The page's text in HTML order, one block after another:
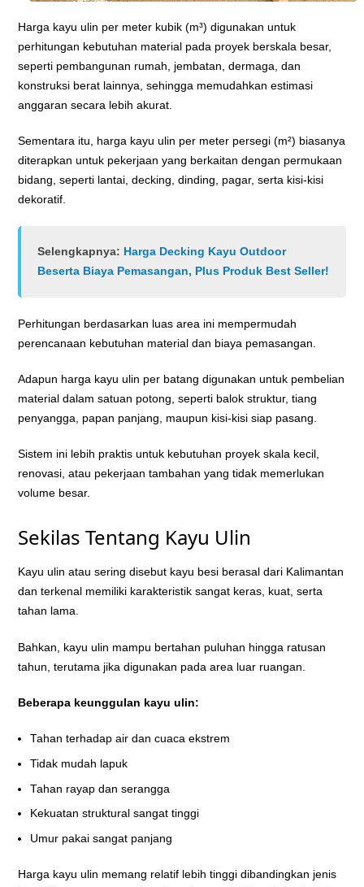
Harga kayu ulin per meter kubik (m³) digunakan untuk
perhitungan kebutuhan material pada proyek berskala besar,
seperti pembangunan rumah, jembatan, dermaga, dan
konstruksi berat lainnya, sehingga memudahkan estimasi
anggaran secara lebih akurat.
Sementara itu, harga kayu ulin per meter persegi (m²) biasanya
diterapkan untuk pekerjaan yang berkaitan dengan permukaan
bidang, seperti lantai, decking, dinding, pagar, serta kisi-kisi
dekoratif.
Selengkapnya: Harga Decking Kayu Outdoor
Beserta Biaya Pemasangan, Plus Produk Best Seller!
Perhitungan berdasarkan luas area ini mempermudah
perencanaan kebutuhan material dan biaya pemasangan.
Adapun harga kayu ulin per batang digunakan untuk pembelian
material dalam satuan potong, seperti balok struktur, tiang
penyangga, papan panjang, maupun kisi-kisi siap pasang.
Sistem ini lebih praktis untuk kebutuhan proyek skala kecil,
renovasi, atau pekerjaan tambahan yang tidak memerlukan
volume besar.
Sekilas Tentang Kayu Ulin
Kayu ulin atau sering disebut kayu besi berasal dari Kalimantan
dan terkenal memiliki karakteristik sangat keras, kuat, serta
tahan lama.
Bahkan, kayu ulin mampu bertahan puluhan hingga ratusan
tahun, terutama jika digunakan pada area luar ruangan.
Beberapa keunggulan kayu ulin:
Tahan terhadap air dan cuaca ekstrem
Tidak mudah lapuk
Tahan rayap dan serangga
Kekuatan struktural sangat tinggi
Umur pakai sangat panjang
Harga kayu ulin memang relatif lebih tinggi dibandingkan jenis